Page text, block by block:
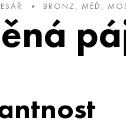
BRONZ, MĚĎ,